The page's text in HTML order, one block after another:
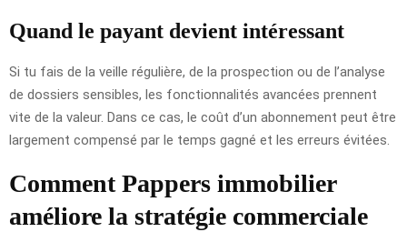
Quand le payant devient intéressant
Si tu fais de la veille régulière, de la prospection ou de l’analyse
de dossiers sensibles, les fonctionnalités avancées prennent
vite de la valeur. Dans ce cas, le coût d’un abonnement peut être
largement compensé par le temps gagné et les erreurs évitées.
Comment Pappers immobilier
améliore la stratégie commerciale